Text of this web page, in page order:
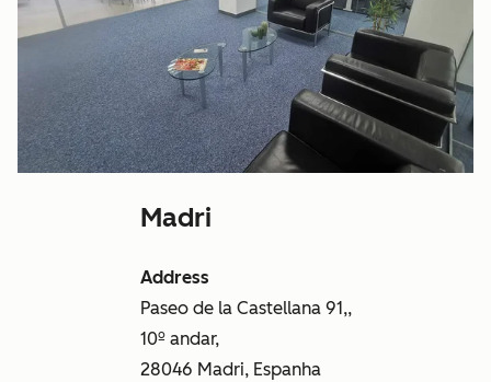
Madri
Address
Paseo de la Castellana 91,,
10º andar,
28046 Madri, Espanha